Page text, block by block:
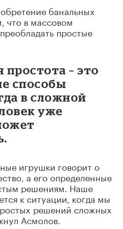
банальных
что в массовом
простые
– это
способы
в сложной
уже
игрушки говорит о
а его определенные
решениям. Наше
к ситуации, когда мы
решений сложных
Асмолов.